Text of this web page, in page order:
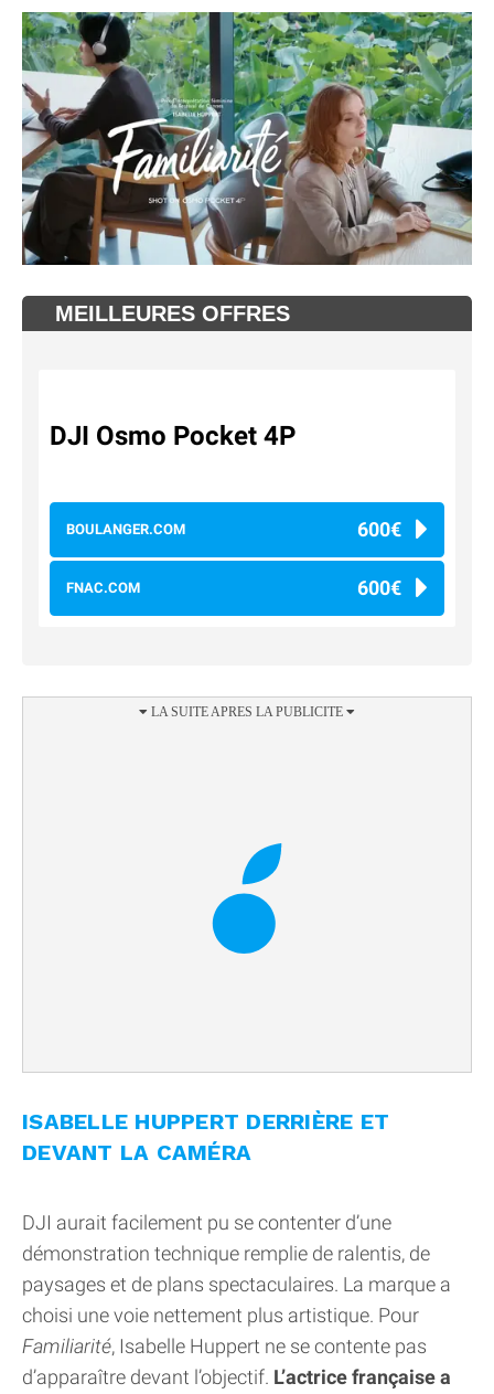
MEILLEURES OFFRES
DJI Osmo Pocket 4P
BOULANGER.COM 600€
FNAC.COM 600€
ISABELLE HUPPERT DERRIÈRE ET
DEVANT LA CAMÉRA
DJI aurait facilement pu se contenter d’une
démonstration technique remplie de ralentis, de
paysages et de plans spectaculaires. La marque a
choisi une voie nettement plus artistique. Pour
Familiarité, Isabelle Huppert ne se contente pas
d’apparaître devant l’objectif. L’actrice française a